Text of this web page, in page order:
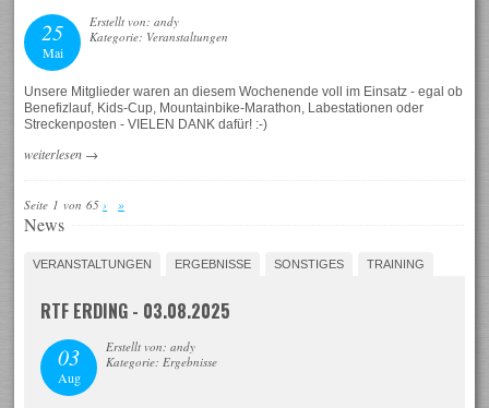
25
Mai
Erstellt von: andy
Kategorie: Veranstaltungen
Unsere Mitglieder waren an diesem Wochenende voll im Einsatz - egal ob
Benefizlauf, Kids-Cup, Mountainbike-Marathon, Labestationen oder
Streckenposten - VIELEN DANK dafür! :-)
weiterlesen →
Seite 1 von 65 › »
News
VERANSTALTUNGEN ERGEBNISSE SONSTIGES TRAINING
RTF ERDING - 03.08.2025
03
Aug
Erstellt von: andy
Kategorie: Ergebnisse